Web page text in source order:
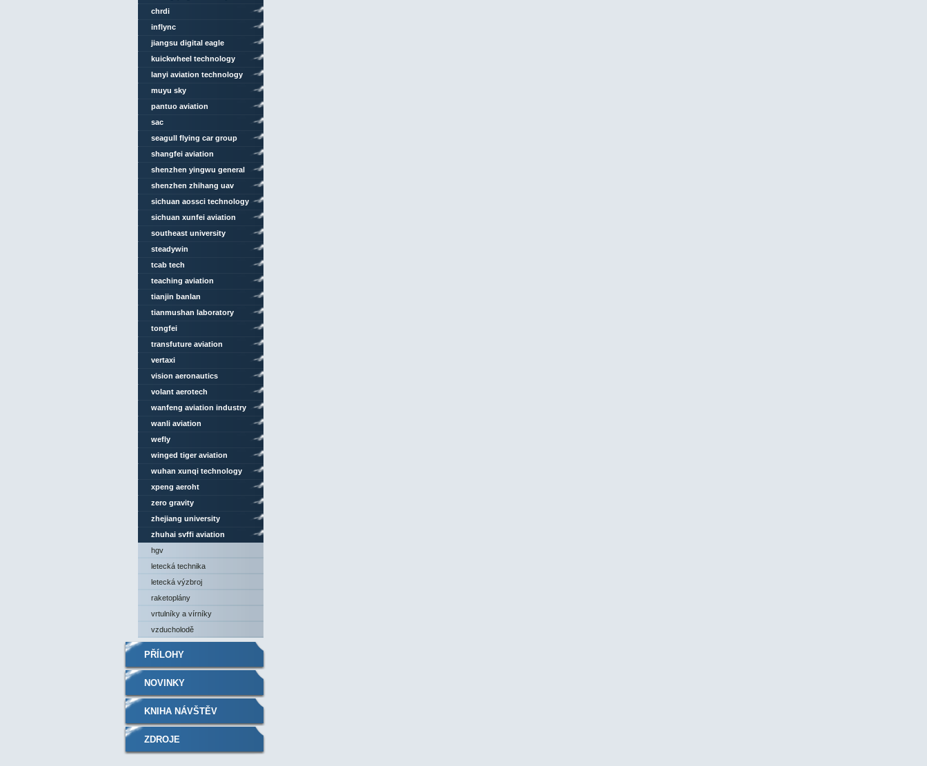
chrdi
inflync
jiangsu digital eagle
technology
kuickwheel technology
lanyi aviation technology
muyu sky
pantuo aviation
sac
seagull flying car group
shangfei aviation
technology
shenzhen yingwu general
aviation
shenzhen zhihang uav
sichuan aossci technology
sichuan xunfei aviation
engineering
southeast university
steadywin
tcab tech
teaching aviation
technologies
tianjin banlan
tianmushan laboratory
tongfei
transfuture aviation
vertaxi
vision aeronautics
volant aerotech
wanfeng aviation industry
wanli aviation
wefly
winged tiger aviation
wuhan xunqi technology
xpeng aeroht
zero gravity
zhejiang university
zhuhai svffi aviation
hgv
letecká technika
letecká výzbroj
raketoplány
vrtulníky a vírníky
vzducholodě
PŘÍLOHY
NOVINKY
KNIHA NÁVŠTĚV
ZDROJE